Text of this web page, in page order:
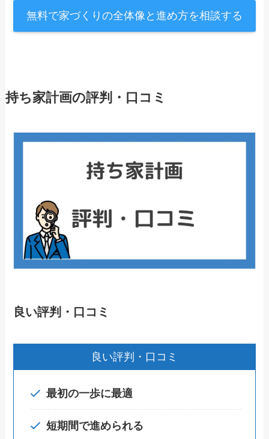
無料で家づくりの全体像と進め方を相談する
持ち家計画の評判・口コミ
良い評判・口コミ
良い評判・口コミ
最初の一歩に最適
短期間で進められる